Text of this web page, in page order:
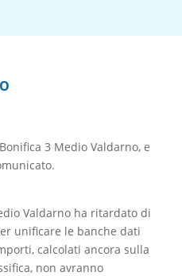
3 Medio Valdarno, e
Valdarno ha ritardato di
unificare le banche dati
calcolati ancora sulla
non avranno